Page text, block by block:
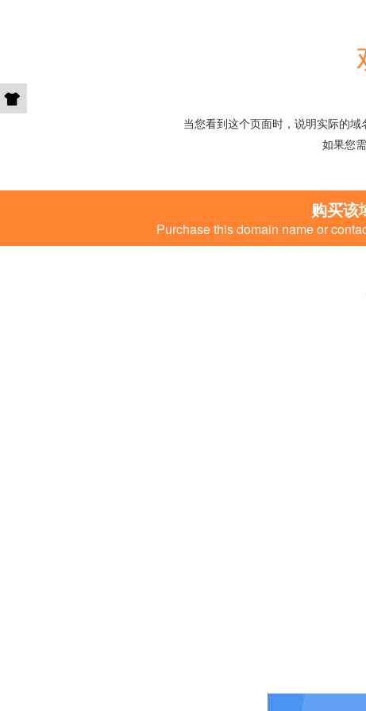
当您看到这个页面时，说明实际的
如果您
购买该
Purchase this domain name or